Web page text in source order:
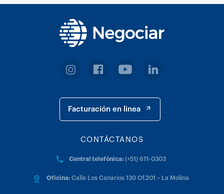
Facturación en linea
CONTÁCTANOS
Central telefónica:(+51) 611-0303
Oficina: Calle Los Canarios 130 Of.201 – La Molina